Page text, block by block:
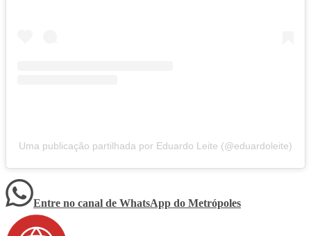
Uma publicação partilhada por Eduardo Leite (@eduardoleite)
Entre no canal de WhatsApp do Metrópoles